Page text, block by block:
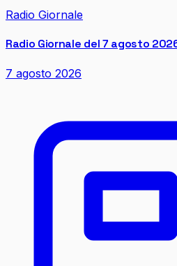
Radio Giornale
Radio Giornale del 7 agosto
7 agosto 2026